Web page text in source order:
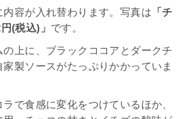
容が入れ替わります。写真は 「チ
(税込)」 です。
上に、ブラックココアとダークチ
製ソースがたっぷりかかっていま
で食感に変化をつけているほか、